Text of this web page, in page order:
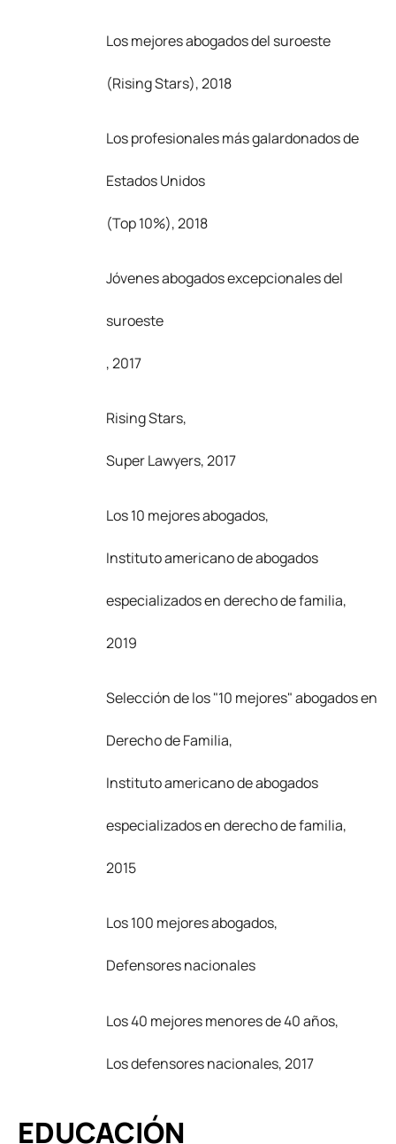
Los mejores abogados del suroeste
(Rising Stars), 2018
Los profesionales más galardonados de
Estados Unidos
(Top 10%), 2018
Jóvenes abogados excepcionales del
suroeste
, 2017
Rising Stars,
Super Lawyers, 2017
Los 10 mejores abogados,
Instituto americano de abogados
especializados en derecho de familia,
2019
Selección de los "10 mejores" abogados en
Derecho de Familia,
Instituto americano de abogados
especializados en derecho de familia,
2015
Los 100 mejores abogados,
Defensores nacionales
Los 40 mejores menores de 40 años,
Los defensores nacionales, 2017
EDUCACIÓN